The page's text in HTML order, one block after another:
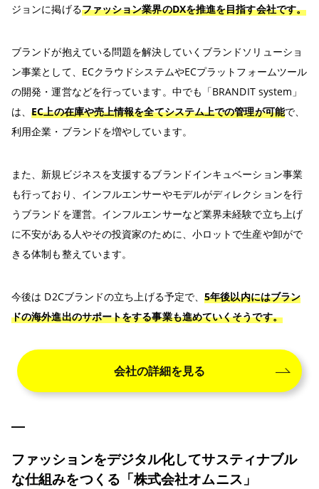
ジョンに掲げるファッション業界のDXを推進を目指す会社です。
ブランドが抱えている問題を解決していくブランドソリューショ
ン事業として、ECクラウドシステムやECプラットフォームツール
の開発・運営などを行っています。中でも「BRANDIT system」
は、EC上の在庫や売上情報を全てシステム上での管理が可能で、
利用企業・ブランドを増やしています。
また、新規ビジネスを支援するブランドインキュベーション事業
も行っており、インフルエンサーやモデルがディレクションを行
うブランドを運営。インフルエンサーなど業界未経験で立ち上げ
に不安がある人やその投資家のために、小ロットで生産や卸がで
きる体制も整えています。
今後は D2Cブランドの立ち上げる予定で、5年後以内にはブラン
ドの海外進出のサポートをする事業も進めていくそうです。
会社の詳細を見る
ファッションをデジタル化してサスティナブル
な仕組みをつくる「株式会社オムニス」